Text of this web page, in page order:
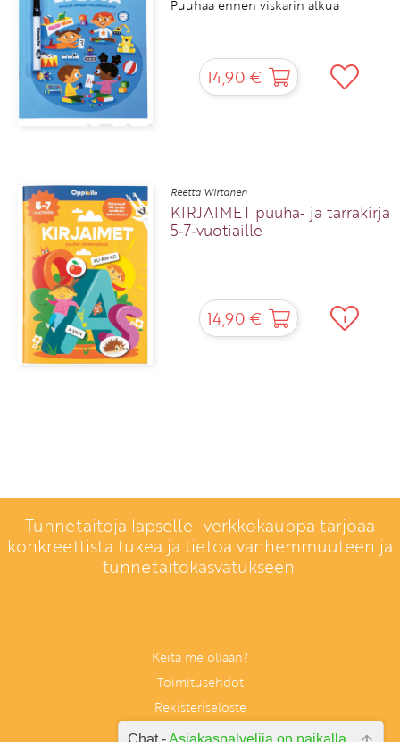
Puuhaa ennen viskarin alkua
14,90 €
Reetta Wirtanen
KIRJAIMET puuha‑ ja tarrakirja
5‑7‑vuotiaille
14,90 € 1
Tunnetaitoja lapselle -verkkokauppa tarjoaa
konkreettista tukea ja tietoa vanhemmuuteen ja
tunnetaitokasvatukseen.
Keitä me ollaan?
Toimitusehdot
Rekisteriseloste
Anna palautetta
Chat - Asiakaspalvelija on paikalla